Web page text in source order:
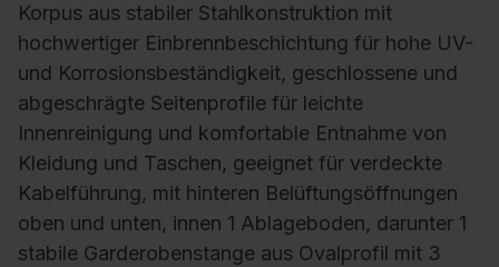
Korpus aus stabiler Stahlkonstruktion mit
hochwertiger Einbrennbeschichtung für hohe UV-
und Korrosionsbeständigkeit, geschlossene und
abgeschrägte Seitenprofile für leichte
Innenreinigung und komfortable Entnahme von
Kleidung und Taschen, geeignet für verdeckte
Kabelführung, mit hinteren Belüftungsöffnungen
oben und unten, innen 1 Ablageboden, darunter 1
stabile Garderobenstange aus Ovalprofil mit 3